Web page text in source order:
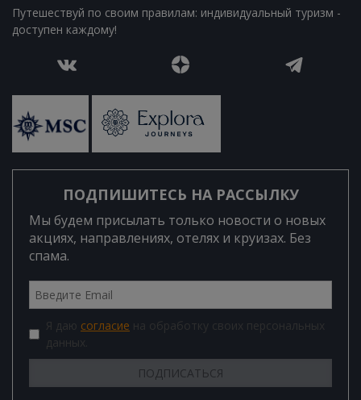
Путешествуй по своим правилам: индивидуальный туризм -
доступен каждому!
ПОДПИШИТЕСЬ НА РАССЫЛКУ
Мы будем присылать только новости о новых
акциях, направлениях, отелях и круизах. Без
спама.
Я даю согласие на обработку своих персональных
данных.